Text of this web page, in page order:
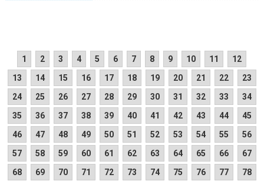
1 2 3 4 5 6 7 8 9 10 11
12
13
14 15 16 17 18 19 20 21 22
23
24
25 26 27 28 29 30 31 32 33
34
35
36 37 38 39 40 41 42 43 44
45
46
47 48 49 50 51 52 53 54 55
56
57
58 59 60 61 62 63 64 65 66
67
68
69 70 71 72 73 74 75 76 77
78